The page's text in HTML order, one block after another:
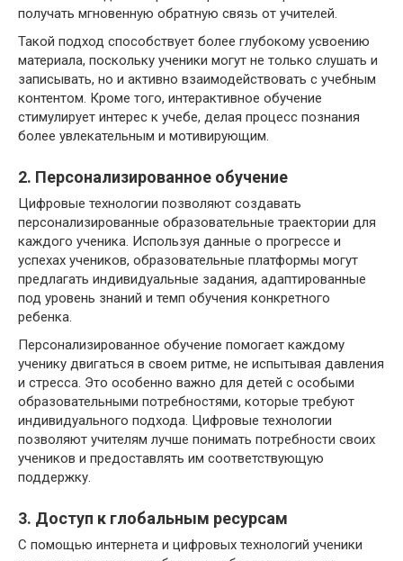
получать мгновенную обратную связь от учителей.
Такой подход способствует более глубокому усвоению
материала, поскольку ученики могут не только слушать и
записывать, но и активно взаимодействовать с учебным
контентом. Кроме того, интерактивное обучение
стимулирует интерес к учебе, делая процесс познания
более увлекательным и мотивирующим.
2. Персонализированное обучение
Цифровые технологии позволяют создавать
персонализированные образовательные траектории для
каждого ученика. Используя данные о прогрессе и
успехах учеников, образовательные платформы могут
предлагать индивидуальные задания, адаптированные
под уровень знаний и темп обучения конкретного
ребенка.
Персонализированное обучение помогает каждому
ученику двигаться в своем ритме, не испытывая давления
и стресса. Это особенно важно для детей с особыми
образовательными потребностями, которые требуют
индивидуального подхода. Цифровые технологии
позволяют учителям лучше понимать потребности своих
учеников и предоставлять им соответствующую
поддержку.
3. Доступ к глобальным ресурсам
С помощью интернета и цифровых технологий ученики